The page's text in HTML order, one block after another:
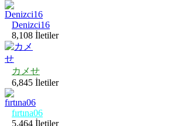
Denizci16
8,108 İletiler
カメせ
6,845 İletiler
fırtına06
5,464 İletiler